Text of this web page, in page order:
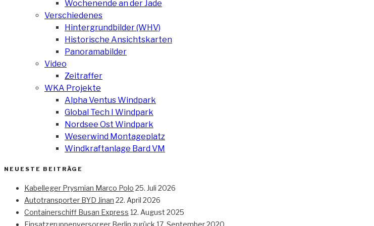
Wochenende an der Jade
Verschiedenes
Hintergrundbilder (WHV)
Historische Ansichtskarten
Panoramabilder
Video
Zeitraffer
WKA Projekte
Alpha Ventus Windpark
Global Tech I Windpark
Nordsee Ost Windpark
Weserwind Montageplatz
Windkraftanlage Bard VM
NEUESTE BEITRÄGE
Kabelleger Prysmian Marco Polo 25. Juli 2026
Autotransporter BYD Jinan 22. April 2026
Containerschiff Busan Express 12. August 2025
Einsatzgruppenversorger Berlin zurück 17. September 2020